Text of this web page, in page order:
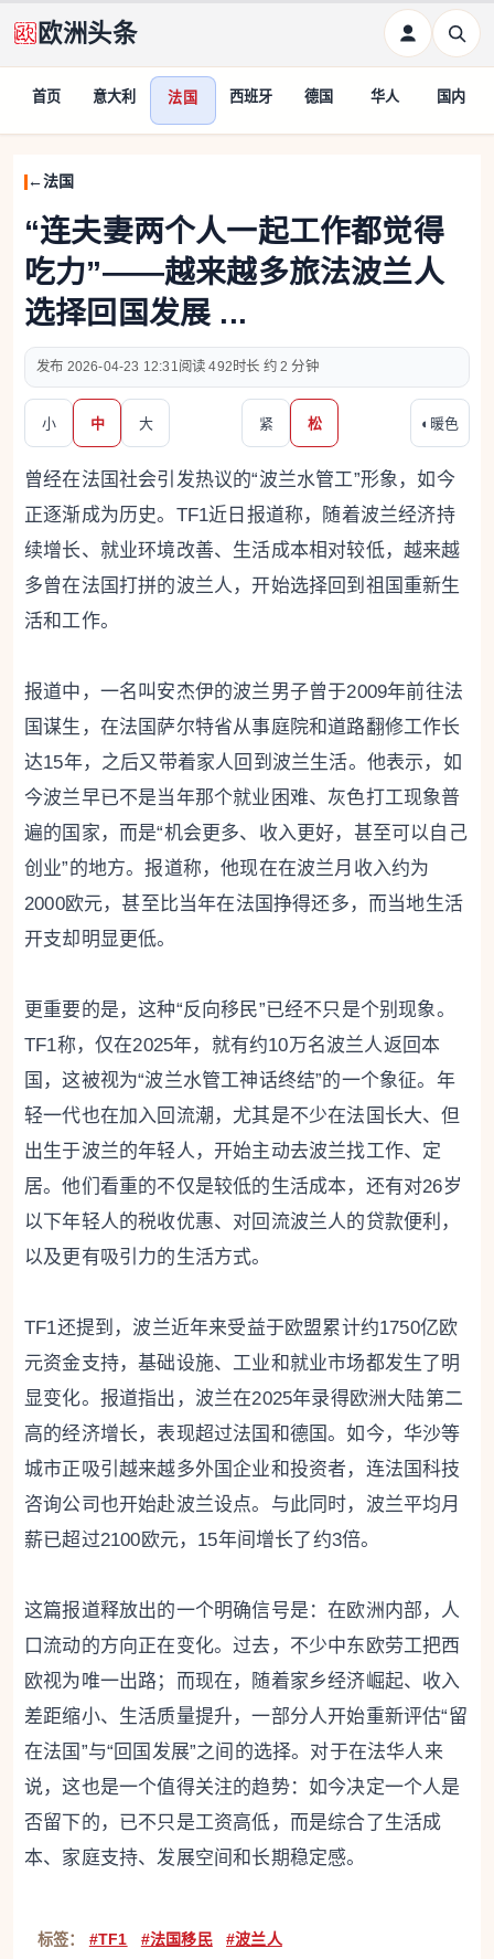
欧洲头条
首页 意大利 法国 西班牙 德国 华人 国内
法国
“连夫妻两个人一起工作都觉得
吃力”——越来越多旅法波兰人
选择回国发展 ...
2026-04-23 12:31 492 约 2 分钟
小 中 大 紧 松 ◐ 暖色
曾经在法国社会引发热议的“波兰水管工”形象，如今
正逐渐成为历史。TF1近日报道称，随着波兰经济持
续增长、就业环境改善、生活成本相对较低，越来越
多曾在法国打拼的波兰人，开始选择回到祖国重新生
活和工作。
报道中，一名叫安杰伊的波兰男子曾于2009年前往法
国谋生，在法国萨尔特省从事庭院和道路翻修工作长
达15年，之后又带着家人回到波兰生活。他表示，如
今波兰早已不是当年那个就业困难、灰色打工现象普
遍的国家，而是“机会更多、收入更好，甚至可以自己
创业”的地方。报道称，他现在在波兰月收入约为
2000欧元，甚至比当年在法国挣得还多，而当地生活
开支却明显更低。
更重要的是，这种“反向移民”已经不只是个别现象。
TF1称，仅在2025年，就有约10万名波兰人返回本
国，这被视为“波兰水管工神话终结”的一个象征。年
轻一代也在加入回流潮，尤其是不少在法国长大、但
出生于波兰的年轻人，开始主动去波兰找工作、定
居。他们看重的不仅是较低的生活成本，还有对26岁
以下年轻人的税收优惠、对回流波兰人的贷款便利，
以及更有吸引力的生活方式。
TF1还提到，波兰近年来受益于欧盟累计约1750亿欧
元资金支持，基础设施、工业和就业市场都发生了明
显变化。报道指出，波兰在2025年录得欧洲大陆第二
高的经济增长，表现超过法国和德国。如今，华沙等
城市正吸引越来越多外国企业和投资者，连法国科技
咨询公司也开始赴波兰设点。与此同时，波兰平均月
薪已超过2100欧元，15年间增长了约3倍。
这篇报道释放出的一个明确信号是：在欧洲内部，人
口流动的方向正在变化。过去，不少中东欧劳工把西
欧视为唯一出路；而现在，随着家乡经济崛起、收入
差距缩小、生活质量提升，一部分人开始重新评估“留
在法国”与“回国发展”之间的选择。对于在法华人来
说，这也是一个值得关注的趋势：如今决定一个人是
否留下的，已不只是工资高低，而是综合了生活成
本、家庭支持、发展空间和长期稳定感。
标签： #TF1 #法国移民 #波兰人